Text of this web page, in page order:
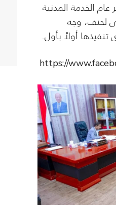
الخدمة المدنية
لحنف، وجه
تنفيذها أولاً بأول.
https://